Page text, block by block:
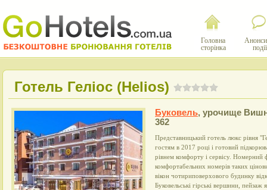
Головна
сторінка
події
Готель Геліос (Helios)
Буковель, урочище
362
Представницький готель люкс рівня
гостям в 2017 році і готовий
рівнем комфорту і сервісу. Номерний
комфортабельних номерів таких
вікон чотириповерхового будинку
Буковельські гірські вершини,